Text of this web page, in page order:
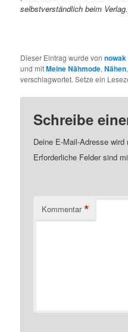
selbstverständlich beim
Dieser Eintrag wurde vonnowak
und mitMeine Nähmode,Nähen
verschlagwortet. Setze ein
Schreibe
Deine E-Mail-Adresse
Erforderliche Felder sind
Kommentar *